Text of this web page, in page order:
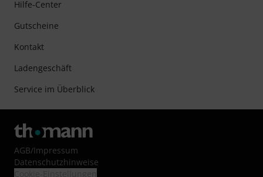
Hilfe-Center
Gutscheine
Kontakt
Ladengeschäft
Service im Überblick
AGB/Impressum
Datenschutzhinweise